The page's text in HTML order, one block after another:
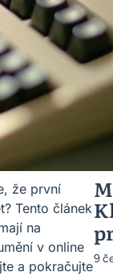
že první
Tento článek
na
v online
a pokračujte9